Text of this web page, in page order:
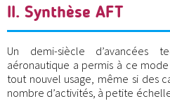
II. Synthèse AFT
Un demi-siècle d’avancées
aéronautique a permis à ce
tout nouvel usage, même si des
nombre d’activités, à petite